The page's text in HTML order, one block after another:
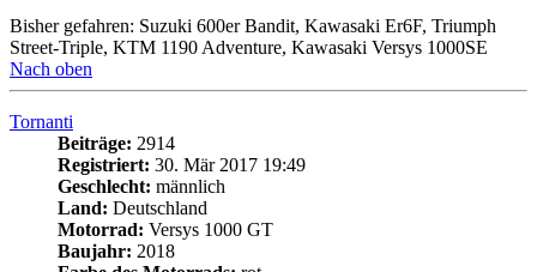
Registriert:30. Mär 2017 19:49
Geschlecht:männlich
Land:
Motorrad:Versys 1000 GT
Baujahr:
Farbe des Motorrads:
zurückgelegte Kilometer: 58221
Re: Wer fährt die SE im Rider Modus?
Zitieren